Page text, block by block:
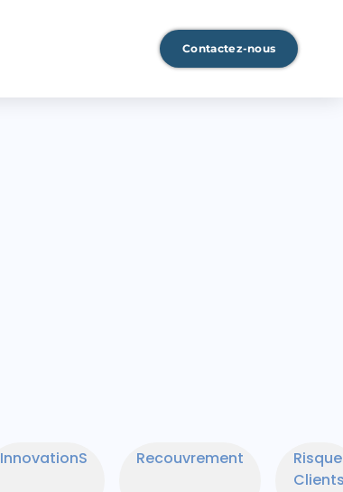
Contactez-nous
InnovationS Recouvrement
Risque